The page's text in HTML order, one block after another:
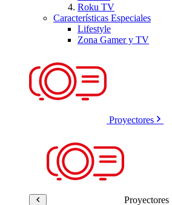
Roku TV
Características Especiales
Lifestyle
Zona Gamer y TV
Proyectores
Proyectores